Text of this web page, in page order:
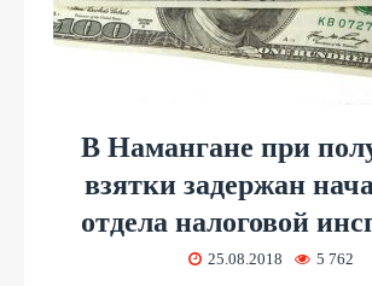
В Намангане при
взятки задержан
отдела налоговой
25.08.2018 5 762